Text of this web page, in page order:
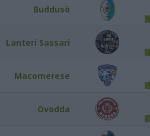
Buddusò
Lanteri Sassari
Macomerese
Ovodda